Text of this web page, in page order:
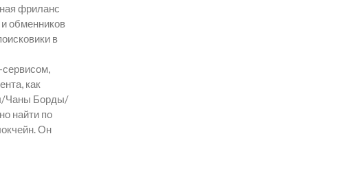
фриланс
обменников
в
как
Чаны Борды/
найти по
Он